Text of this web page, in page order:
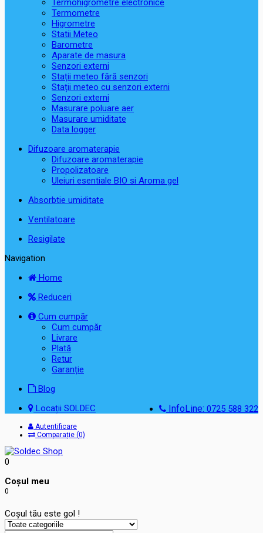
Termohigrometre electronice
Termometre
Higrometre
Statii Meteo
Barometre
Aparate de masura
Senzori externi
Stații meteo fără senzori
Stații meteo cu senzori externi
Senzori externi
Masurare poluare aer
Masurare umiditate
Data logger
Difuzoare aromaterapie
Difuzoare aromaterapie
Propolizatoare
Uleiuri esentiale BIO si Aroma gel
Absorbtie umiditate
Ventilatoare
Resigilate
Navigation
Home
Reduceri
Cum cumpăr
Cum cumpăr
Livrare
Plată
Retur
Garanție
Blog
InfoLine: 0725 588 322
Locații SOLDEC
Autentificare
Comparație (0)
0
Coşul meu
0
Coșul tău este gol !